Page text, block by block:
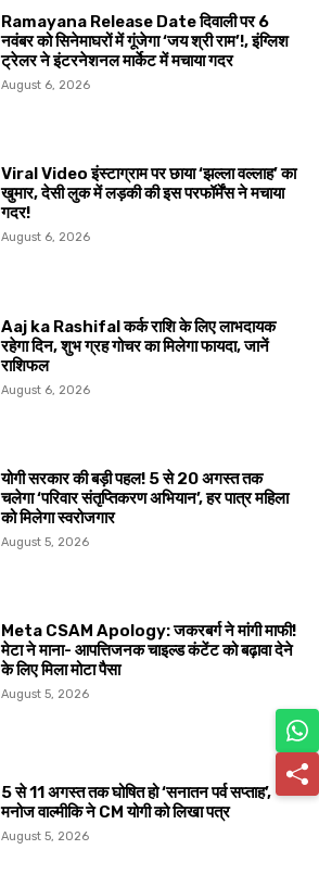
Ramayana Release Date दिवाली पर 6
नवंबर को सिनेमाघरों में गूंजेगा ‘जय श्री राम’!, इंग्लिश
ट्रेलर ने इंटरनेशनल मार्केट में मचाया गदर
August 6, 2026
Viral Video इंस्टाग्राम पर छाया ‘झल्ला वल्लाह’ का
खुमार, देसी लुक में लड़की की इस परफॉर्मेंस ने मचाया
गदर!
August 6, 2026
Aaj ka Rashifal कर्क राशि के लिए लाभदायक
रहेगा दिन, शुभ ग्रह गोचर का मिलेगा फायदा, जानें
राशिफल
August 6, 2026
योगी सरकार की बड़ी पहल! 5 से 20 अगस्त तक
चलेगा ‘परिवार संतृप्तिकरण अभियान’, हर पात्र महिला
को मिलेगा स्वरोजगार
August 5, 2026
Meta CSAM Apology: जकरबर्ग ने मांगी माफी!
मेटा ने माना- आपत्तिजनक चाइल्ड कंटेंट को बढ़ावा देने
के लिए मिला मोटा पैसा
August 5, 2026
5 से 11 अगस्त तक घोषित हो ‘सनातन पर्व सप्ताह’,
मनोज वाल्मीकि ने CM योगी को लिखा पत्र
August 5, 2026